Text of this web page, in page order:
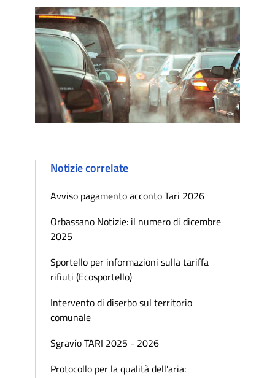
Notizie correlate
Avviso pagamento acconto Tari 2026
Orbassano Notizie: il numero di dicembre
2025
Sportello per informazioni sulla tariffa
rifiuti (Ecosportello)
Intervento di diserbo sul territorio
comunale
Sgravio TARI 2025 - 2026
Protocollo per la qualità dell'aria: